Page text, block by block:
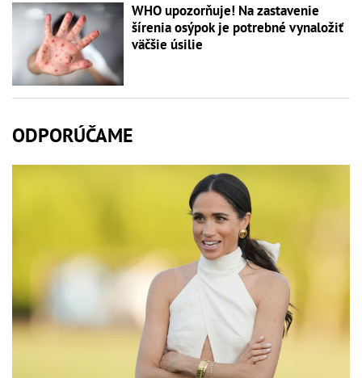
WHO upozorňuje! Na zastavenie
šírenia osýpok je potrebné vynaložiť
väčšie úsilie
ODPORÚČAME